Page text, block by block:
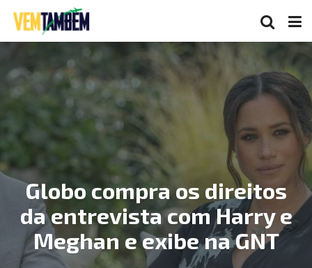
Globo compra os direitos
da entrevista com Harry e
Meghan e exibe na GNT